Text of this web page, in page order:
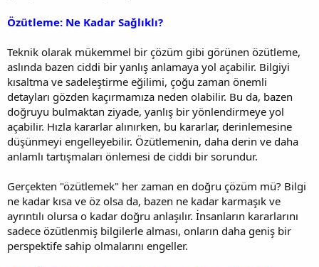
Özütleme: Ne Kadar Sağlıklı?
Teknik olarak mükemmel bir çözüm gibi görünen özütleme,
aslında bazen ciddi bir yanlış anlamaya yol açabilir. Bilgiyi
kısaltma ve sadeleştirme eğilimi, çoğu zaman önemli
detayları gözden kaçırmamıza neden olabilir. Bu da, bazen
doğruyu bulmaktan ziyade, yanlış bir yönlendirmeye yol
açabilir. Hızla kararlar alınırken, bu kararlar, derinlemesine
düşünmeyi engelleyebilir. Özütlemenin, daha derin ve daha
anlamlı tartışmaları önlemesi de ciddi bir sorundur.
Gerçekten "özütlemek" her zaman en doğru çözüm mü? Bilgi
ne kadar kısa ve öz olsa da, bazen ne kadar karmaşık ve
ayrıntılı olursa o kadar doğru anlaşılır. İnsanların kararlarını
sadece özütlenmiş bilgilerle alması, onların daha geniş bir
perspektife sahip olmalarını engeller.